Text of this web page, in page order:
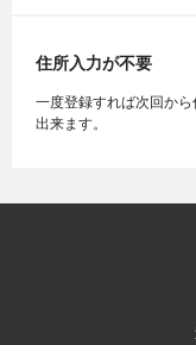
住所入力が不要
一度登録すれば次回か
出来ます。